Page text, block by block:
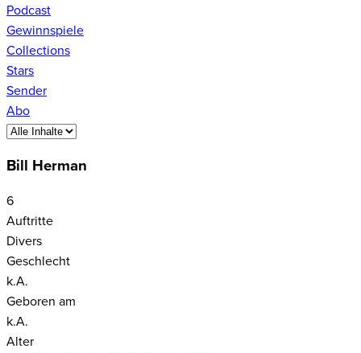
Podcast
Gewinnspiele
Collections
Stars
Sender
Abo
Bill Herman
6
Auftritte
Divers
Geschlecht
k.A.
Geboren am
k.A.
Alter